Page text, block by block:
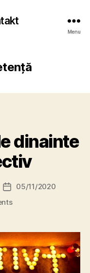
Menu
dinainte
Post05/11/2020
on
dinainte
de
#Colectiv